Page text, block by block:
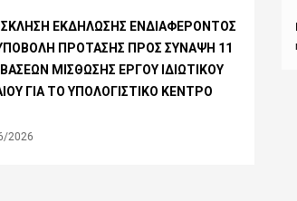
ΕΚΔΗΛΩΣΗΣ ΕΝΔΙΑΦΕΡΟΝΤΟΣ
ΥΠΟΒΟΛΗ ΠΡΟΤΑΣΗΣ ΠΡΟΣ ΣΥΝΑΨΗ 11
ΜΙΣΘΩΣΗΣ ΕΡΓΟΥ ΙΔΙΩΤΙΚΟΥ
ΓΙΑ ΤΟ ΥΠΟΛΟΓΙΣΤΙΚΟ ΚΕΝΤΡΟ
2026